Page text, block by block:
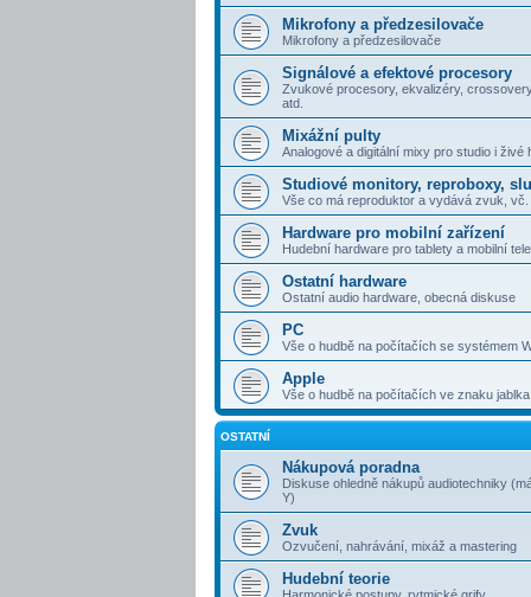
Mikrofony a předzesilovače
Mikrofony a předzesilovače
Signálové a efektové procesory
Zvukové procesory, ekvalizéry,
atd.
Mixážní pulty
Analogové a digitální mixy pro studio i živé
Studiové monitory, reproboxy,
Vše co má reproduktor a vydává zvuk,
Hardware pro mobilní zařízení
Hudební hardware pro tablety a mobilní
Ostatní hardware
Ostatní audio hardware, obecná diskuse
PC
Vše o hudbě na počítačích se systémem
Apple
Vše o hudbě na počítačích ve znaku jablka
OSTATNÍ
Nákupová poradna
Diskuse ohledně nákupů audiotechniky
Y)
Zvuk
Ozvučení, nahrávání, mixáž a mastering
Hudební teorie
Harmonické postupy, rytmické grify,...